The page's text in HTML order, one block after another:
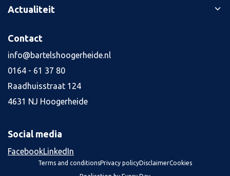
Succesverhalen
Bedrijfsopvolging
Boekhouding
Kredietaanvraag
Jaarrekening
Salarisadministratie
Tax planning
Actualiteit
Blog
Kennisbank
Vacatures
4
Contact
info@bartelshoogerheide.nl
0164 - 61 37 80
Raadhuisstraat 124
4631 NJ Hoogerheide
Social media
FacebookLinkedIn
Terms and conditionsPrivacy policyDisclaimerCookies